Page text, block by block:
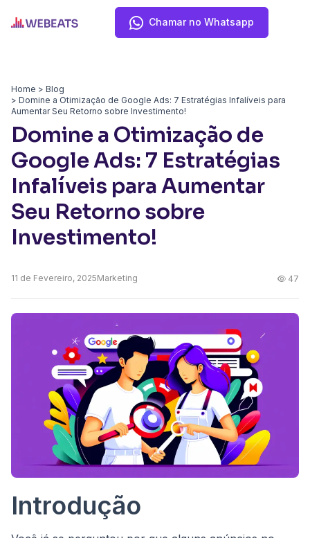
Chamar no Whatsapp
Home
Blog
Domine a Otimização de Google Ads: 7 Estratégias Infalíveis para
Aumentar Seu Retorno sobre Investimento!
Domine a Otimização de
Google Ads: 7 Estratégias
Infalíveis para Aumentar
Seu Retorno sobre
Investimento!
11 de Fevereiro, 2025Marketing 47
Introdução